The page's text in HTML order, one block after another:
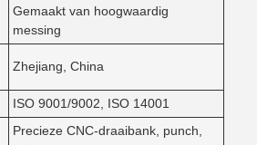
Gemaakt van hoogwaardig
messing
Zhejiang, China
ISO 9001/9002, ISO 14001
Precieze CNC-draaibank, punch,